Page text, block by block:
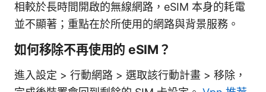
相較於長時間開啟的無線網路，eSIM 本身的耗電
並不顯著；重點在於所使用的網路與背景服務。
如何移除不再使用的 eSIM？
進入設定 > 行動網路 > 選取該行動計畫 > 移除，